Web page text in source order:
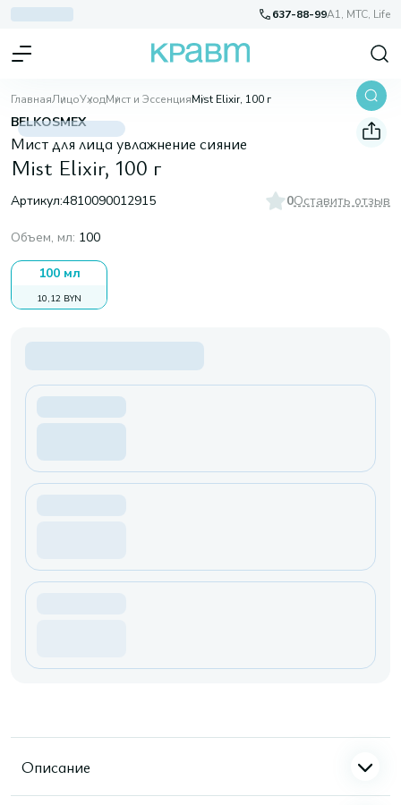
637-88-99A1, МТС, Life
ГлавнаяЛицоУходМист и ЭссенцияMist Elixir, 100 г
BELKOSMEX
Мист для лица увлажнение сияние
Mist Elixir, 100 г
Артикул:4810090012915 0Оставить отзыв
Объем, мл: 100
100 мл
10,12 BYN
Описание